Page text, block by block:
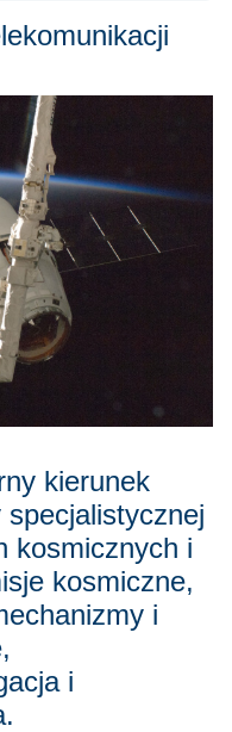
kierunek
kosmicznych i
kosmiczne,
i
i